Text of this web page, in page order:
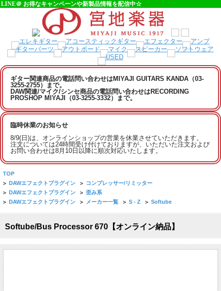
LINE＠ お得なキャンペーンや新製品情報を配信中☆
ギター関連商品の電話問い合わせはMIYAJI GUITARS KANDA（03-
3255-2755）まで。
DAW関連/マイク/シンセ商品の電話問い合わせはRECORDING
PROSHOP MIYAJI（03-3255-3332）まで。
臨時休業のお知らせ
8/9(日)は、オンラインショップの営業を休業させていただきます。
注文については24時間受け付けておりますが、いただいた注文および
お問い合わせは8月10日以降に順次対応いたします。
TOP
> DAWエフェクトプラグイン > コンプレッサー/リミッター
> DAWエフェクトプラグイン > 歪み系
> DAWエフェクトプラグイン > メーカー一覧 > S - Z > Softube
Softube/Bus Processor 670【オンライン納品】